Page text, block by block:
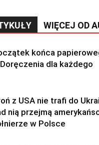
WIĘCEJ OD
końca
dla każdego
z USA nie trafi do
nią przejmą
w Polsce